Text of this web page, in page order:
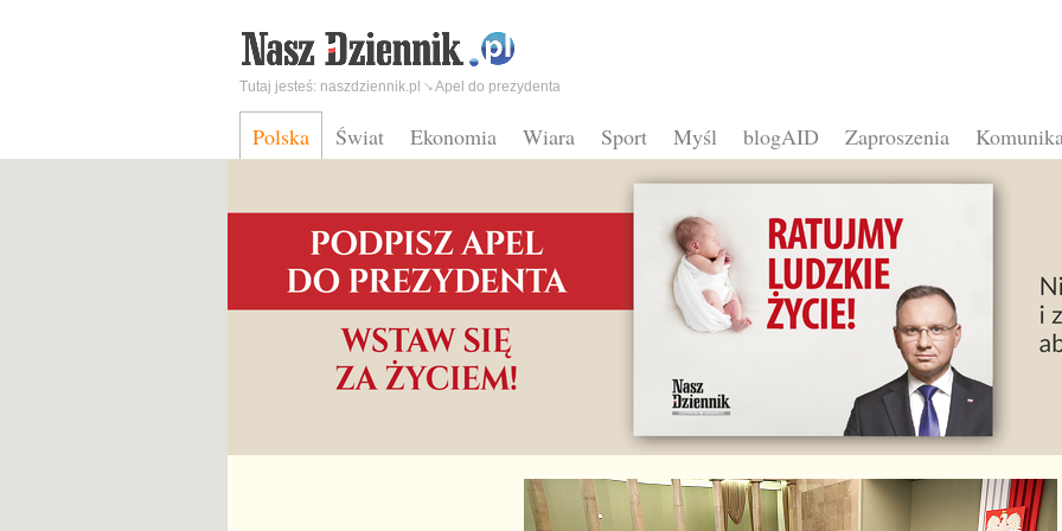
Polska Świat Ekonomia Wiara Sport Myśl blogAID Zaproszenia
Tutaj jesteś: naszdziennik.pl Apel do prezydenta